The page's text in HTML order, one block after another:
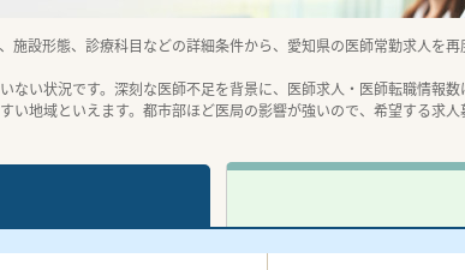
設形態、診療科目などの詳細条件から、愛知県の医師常勤求人を再
い状況です。深刻な医師不足を背景に、医師求人・医師転職情報
地域といえます。都市部ほど医局の影響が強いので、希望する求